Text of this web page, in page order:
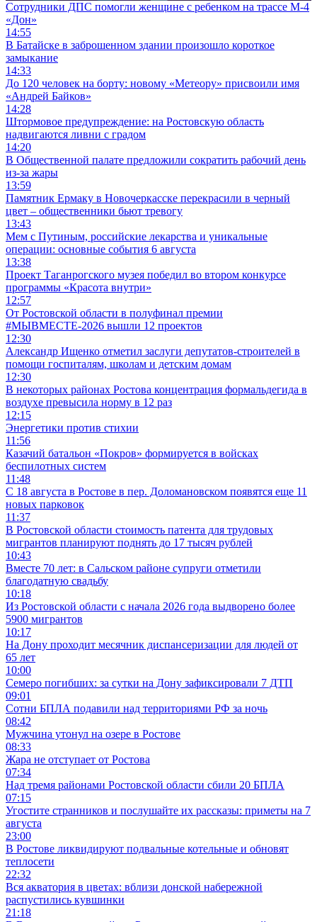
Сотрудники ДПС помогли женщине с ребенком на трассе М-4
«Дон»
14:55
В Батайске в заброшенном здании произошло короткое
замыкание
14:33
До 120 человек на борту: новому «Метеору» присвоили имя
«Андрей Байков»
14:28
Штормовое предупреждение: на Ростовскую область
надвигаются ливни с градом
14:20
В Общественной палате предложили сократить рабочий день
из-за жары
13:59
Памятник Ермаку в Новочеркасске перекрасили в черный
цвет – общественники бьют тревогу
13:43
Мем с Путиным, российские лекарства и уникальные
операции: основные события 6 августа
13:38
Проект Таганрогского музея победил во втором конкурсе
программы «Красота внутри»
12:57
От Ростовской области в полуфинал премии
#МЫВМЕСТЕ-2026 вышли 12 проектов
12:30
Александр Ищенко отметил заслуги депутатов-строителей в
помощи госпиталям, школам и детским домам
12:30
В некоторых районах Ростова концентрация формальдегида в
воздухе превысила норму в 12 раз
12:15
Энергетики против стихии
11:56
Казачий батальон «Покров» формируется в войсках
беспилотных систем
11:48
С 18 августа в Ростове в пер. Доломановском появятся еще 11
новых парковок
11:37
В Ростовской области стоимость патента для трудовых
мигрантов планируют поднять до 17 тысяч рублей
10:43
Вместе 70 лет: в Сальском районе супруги отметили
благодатную свадьбу
10:18
Из Ростовской области с начала 2026 года выдворено более
5900 мигрантов
10:17
На Дону проходит месячник диспансеризации для людей от
65 лет
10:00
Семеро погибших: за сутки на Дону зафиксировали 7 ДТП
09:01
Сотни БПЛА подавили над территориями РФ за ночь
08:42
Мужчина утонул на озере в Ростове
08:33
Жара не отступает от Ростова
07:34
Над тремя районами Ростовской области сбили 20 БПЛА
07:15
Угостите странников и послушайте их рассказы: приметы на 7
августа
23:00
В Ростове ликвидируют подвальные котельные и обновят
теплосети
22:32
Вся акватория в цветах: вблизи донской набережной
распустились кувшинки
21:18